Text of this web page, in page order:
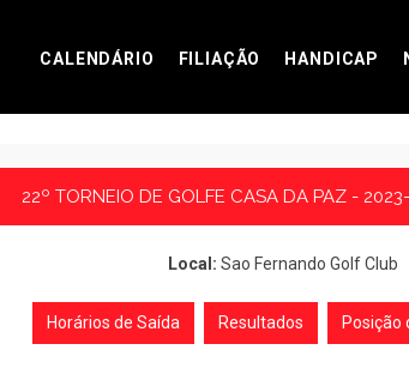
CALENDÁRIO FILIAÇÃO HANDICAP
22º TORNEIO DE GOLFE CASA DA PAZ -
Local: Sao Fernando Golf Club
Horários de Saída Resultados Posição